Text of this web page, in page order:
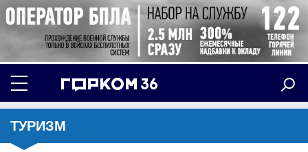
ТУРИЗМ